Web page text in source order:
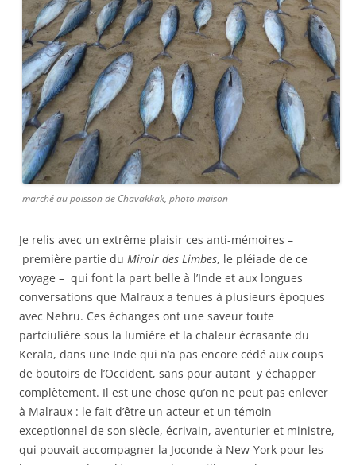
marché au poisson de Chavakkak, photo maison
Je relis avec un extrême plaisir ces anti-mémoires –
première partie du Miroir des Limbes, le pléiade de ce
voyage – qui font la part belle à l’Inde et aux longues
conversations que Malraux a tenues à plusieurs époques
avec Nehru. Ces échanges ont une saveur toute
partciulière sous la lumière et la chaleur écrasante du
Kerala, dans une Inde qui n’a pas encore cédé aux coups
de boutoirs de l’Occident, sans pour autant y échapper
complètement. Il est une chose qu’on ne peut pas enlever
à Malraux : le fait d’être un acteur et un témoin
exceptionnel de son siècle, écrivain, aventurier et ministre,
qui pouvait accompagner la Joconde à New-York pour les